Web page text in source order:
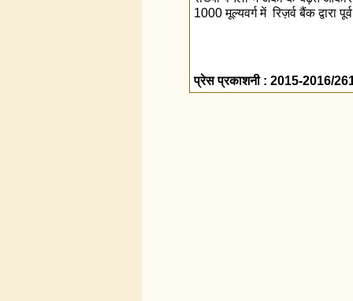
1000 मूल्‍यवर्ग में रिज़र्व बैंक द्वारा
प्रेस प्रकाशनी : 2015-2016/